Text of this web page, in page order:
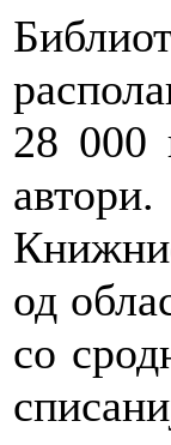
28 000
автори.
од
со